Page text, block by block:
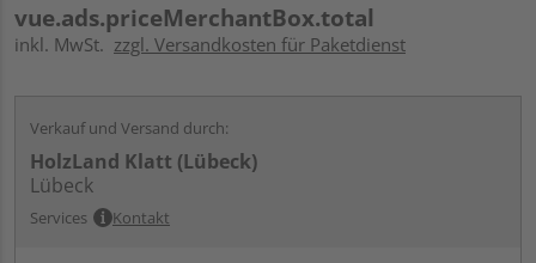
vue.ads.priceMerchantBox.total
inkl. MwSt. zzgl. Versandkosten für Paketdienst
Verkauf und Versand durch:
HolzLand Klatt (Lübeck)
Lübeck
Services Kontakt